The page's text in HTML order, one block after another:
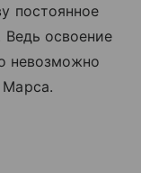
постоянное
Ведь освоение
невозможно